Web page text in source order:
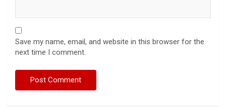
Save my name, email, and website in this browser for the
next time I comment.